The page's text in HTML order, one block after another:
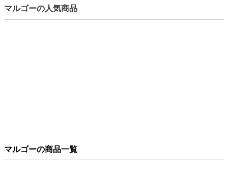
マルゴーの人気商品
マルゴーの商品一覧
価格
並び順